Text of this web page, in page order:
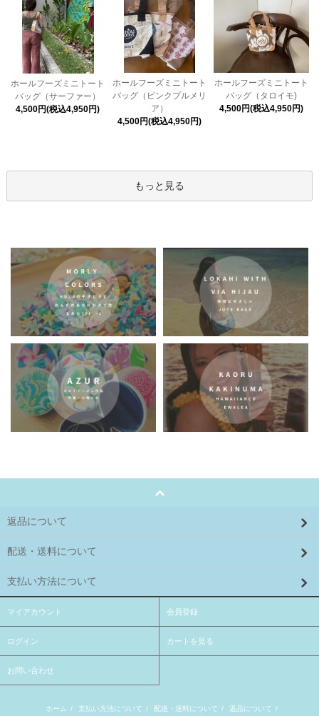
ホールフーズミニトート
バッグ（サーファー）
4,500円(税込4,950円)
ホールフーズミニトート
バッグ（ピンクプルメリ
ア）
4,500円(税込4,950円)
ホールフーズミニトート
バッグ（タロイモ)
4,500円(税込4,950円)
もっと見る
返品について
配送・送料について
支払い方法について
マイアカウント 会員登録
ログイン カートを見る
お問い合わせ
ホーム / 支払い方法について / 配送・送料について / 返品について /